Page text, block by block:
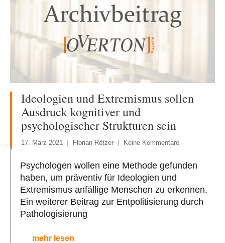
Ideologien und Extremismus sollen
Ausdruck kognitiver und
psychologischer Strukturen sein
17. März 2021 Florian Rötzer Keine Kommentare
Psychologen wollen eine Methode gefunden
haben, um präventiv für Ideologien und
Extremismus anfällige Menschen zu erkennen.
Ein weiterer Beitrag zur Entpolitisierung durch
Pathologisierung
mehr lesen